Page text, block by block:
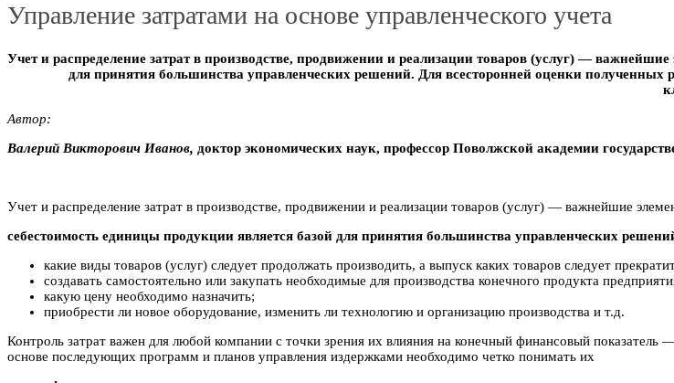
Управление затратами на основе управленческого учета
Учет и распределение затрат в производстве, продвижении и реализации товаров (услуг) —
для принятия большинства управленческих решений. Для всесторонней оценки
Автор:
Валерий Викторович Ивaнoв, доктор экономических наук, профессор Поволжской академии
Учет и распределение затрат в производстве, продвижении и реализации товаров (услуг) — важнейшие
себестоимость единицы продукции является базой для принятия большинства управленческих
какие виды товаров (услуг) следует продолжать производить, а выпуск каких товаров следует
создавать самостоятельно или закупать необходимые для производства конечного продукта
какую цену необходимо назначить;
приобрести ли новое оборудование, изменить ли технологию и организацию производства и т.д.
Контроль затрат важен для любой компании с точки зрения их влияния на конечный финансовый
основе последующих программ и планов управления издержками необходимо четко понимать их